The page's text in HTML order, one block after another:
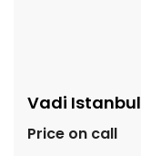
Vadi Istanbul
Price on call